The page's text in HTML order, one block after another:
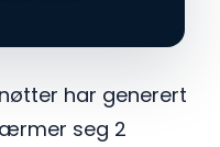
har generert
seg 2